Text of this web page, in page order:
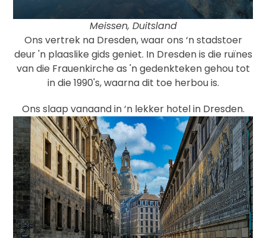
Meissen, Duitsland
Ons vertrek na Dresden, waar ons ‘n stadstoer
deur 'n plaaslike gids geniet. In Dresden is die ruïnes
van die Frauenkirche as 'n gedenkteken gehou tot
in die 1990's, waarna dit toe herbou is.
Ons slaap vanaand in ‘n lekker hotel in Dresden.